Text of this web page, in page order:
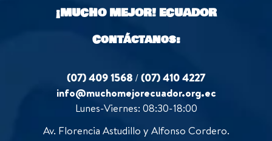
¡MUCHO MEJOR!ECUADOR
Contáctanos:
(07) 409 1568 /(07) 410 4227
info@muchomejorecuador.org.ec
Lunes-Viernes: 08:30-18:00
Av. Florencia Astudillo y Alfonso Cordero.